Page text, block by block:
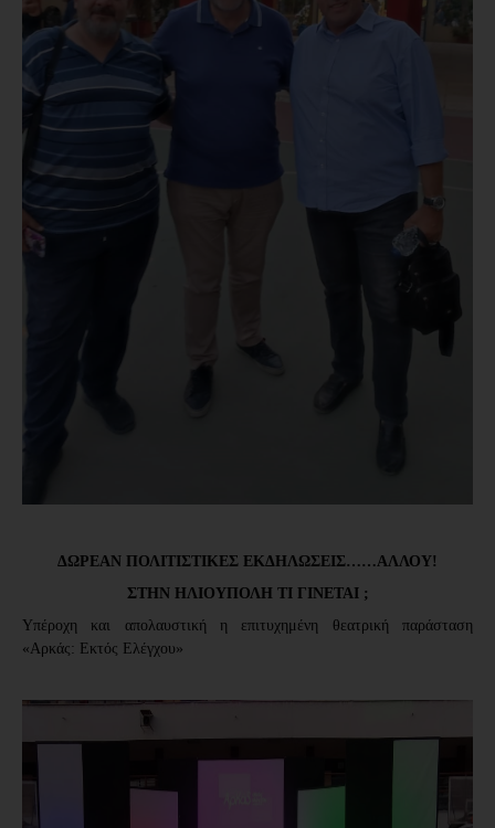
ΔΩΡΕΑΝ ΠΟΛΙΤΙΣΤΙΚΕΣ ΕΚΔΗΛΩΣΕΙΣ……ΑΛΛΟΥ!
ΣΤΗΝ ΗΛΙΟΥΠΟΛΗ ΤΙ ΓΙΝΕΤΑΙ ;
Υπέροχη και απολαυστική η επιτυχημένη θεατρική παράσταση
«Αρκάς: Eκτός Ελέγχου»